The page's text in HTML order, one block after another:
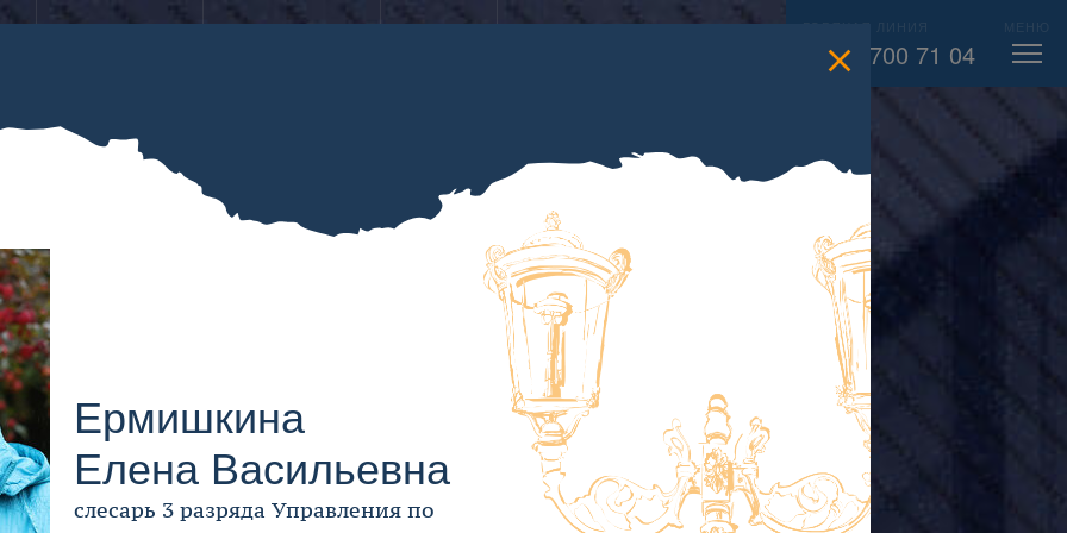
Запах газа? ВЫЗВАТЬ СЛЕСАРЯ
Строительство
Жителям
Для
Пресс-
8 800 700 71 04
Ермишкина
Елена Васильевна
слесарь 3 разряда Управления по